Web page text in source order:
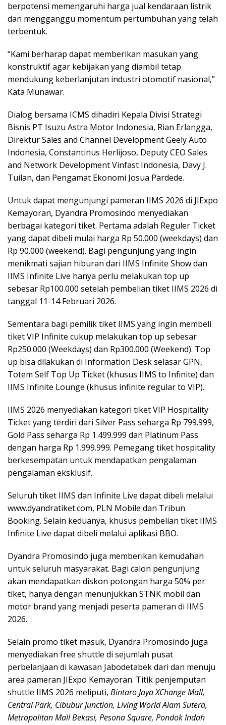
berpotensi memengaruhi harga jual kendaraan listrik
dan mengganggu momentum pertumbuhan yang telah
terbentuk.
“Kami berharap dapat memberikan masukan yang
konstruktif agar kebijakan yang diambil tetap
mendukung keberlanjutan industri otomotif nasional,”
Kata Munawar.
Dialog bersama ICMS dihadiri Kepala Divisi Strategi
Bisnis PT Isuzu Astra Motor Indonesia, Rian Erlangga,
Direktur Sales and Channel Development Geely Auto
Indonesia, Constantinus Herlijoso, Deputy CEO Sales
and Network Development Vinfast Indonesia, Davy J.
Tuilan, dan Pengamat Ekonomi Josua Pardede.
Untuk dapat mengunjungi pameran IIMS 2026 di JIExpo
Kemayoran, Dyandra Promosindo menyediakan
berbagai kategori tiket. Pertama adalah Reguler Ticket
yang dapat dibeli mulai harga Rp 50.000 (weekdays) dan
Rp 90.000 (weekend). Bagi pengunjung yang ingin
menikmati sajian hiburan dari IIMS Infinite Show dan
IIMS Infinite Live hanya perlu melakukan top up
sebesar Rp100.000 setelah pembelian tiket IIMS 2026 di
tanggal 11-14 Februari 2026.
Sementara bagi pemilik tiket IIMS yang ingin membeli
tiket VIP Infinite cukup melakukan top up sebesar
Rp250.000 (Weekdays) dan Rp300.000 (Weekend). Top
up bisa dilakukan di Information Desk selasar GPN,
Totem Self Top Up Ticket (khusus IIMS to Infinite) dan
IIMS Infinite Lounge (khusus infinite regular to VIP).
IIMS 2026 menyediakan kategori tiket VIP Hospitality
Ticket yang terdiri dari Silver Pass seharga Rp 799.999,
Gold Pass seharga Rp 1.499.999 dan Platinum Pass
dengan harga Rp 1.999.999. Pemegang tiket hospitality
berkesempatan untuk mendapatkan pengalaman
pengalaman eksklusif.
Seluruh tiket IIMS dan Infinite Live dapat dibeli melalui
www.dyandratiket.com, PLN Mobile dan Tribun
Booking. Selain keduanya, khusus pembelian tiket IIMS
Infinite Live dapat dibeli melalui aplikasi BBO.
Dyandra Promosindo juga memberikan kemudahan
untuk seluruh masyarakat. Bagi calon pengunjung
akan mendapatkan diskon potongan harga 50% per
tiket, hanya dengan menunjukkan STNK mobil dan
motor brand yang menjadi peserta pameran di IIMS
2026.
Selain promo tiket masuk, Dyandra Promosindo juga
menyediakan free shuttle di sejumlah pusat
perbelanjaan di kawasan Jabodetabek dari dan menuju
area pameran JIExpo Kemayoran. Titik penjemputan
shuttle IIMS 2026 meliputi, Bintaro Jaya XChange Mall,
Central Park, Cibubur Junction, Living World Alam Sutera,
Metropolitan Mall Bekasi, Pesona Square, Pondok Indah